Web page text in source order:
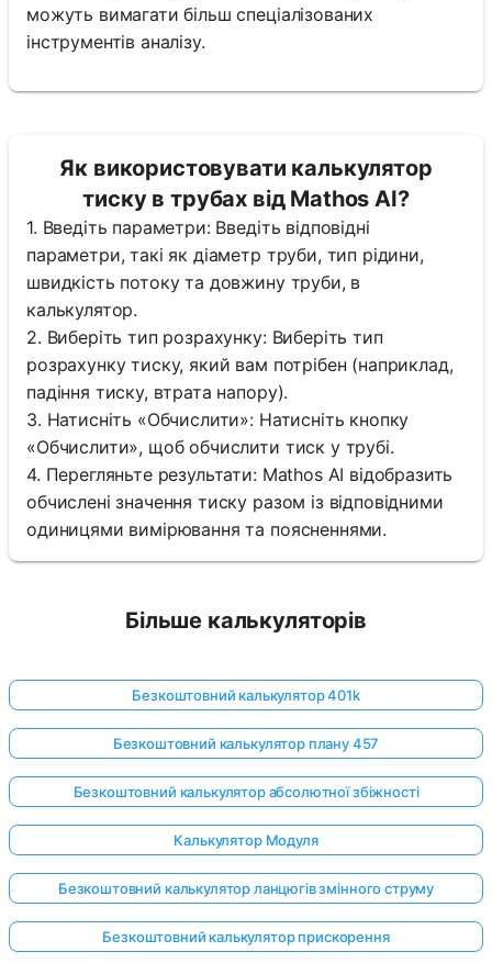
можуть вимагати більш спеціалізованих
інструментів аналізу.
Як використовувати калькулятор
тиску в трубах від Mathos AI?
1. Введіть параметри: Введіть відповідні
параметри, такі як діаметр труби, тип рідини,
швидкість потоку та довжину труби, в
калькулятор.
2. Виберіть тип розрахунку: Виберіть тип
розрахунку тиску, який вам потрібен (наприклад,
падіння тиску, втрата напору).
3. Натисніть «Обчислити»: Натисніть кнопку
«Обчислити», щоб обчислити тиск у трубі.
4. Перегляньте результати: Mathos AI відобразить
обчислені значення тиску разом із відповідними
одиницями вимірювання та поясненнями.
Більше калькуляторів
Безкоштовний калькулятор 401k
Безкоштовний калькулятор плану 457
Безкоштовний калькулятор абсолютної збіжності
Калькулятор Модуля
Безкоштовний калькулятор ланцюгів змінного струму
Безкоштовний калькулятор прискорення